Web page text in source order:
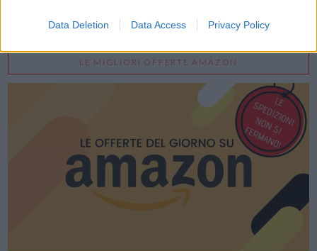
Data Deletion Data Access Privacy Policy
LE MIGLIORI OFFERTE AMAZON